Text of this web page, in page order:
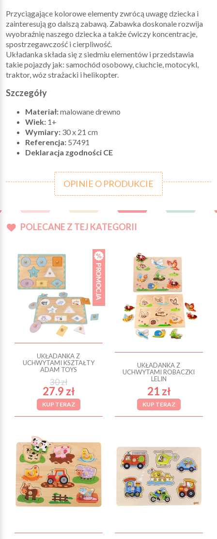
Przyciągające kolorowe elementy zwrócą uwagę dziecka i
zainteresują go dalszą zabawą. Zabawka doskonale rozwija
wyobraźnię naszego dziecka a także ćwiczy koncentracje,
spostrzegawczość i cierpliwość.
Układanka składa się z siedmiu elementów i przedstawia
takie pojazdy jak: samochód osobowy, ciuchcie, motocykl,
traktor, wóz strażacki i helikopter.
Szczegóły
Materiał:malowane drewno
Wiek: 1+
Wymiary: 30 x 21 cm
Referencja: 57491
Deklaracja zgodności CE
OPINIE O PRODUKCIE
POLECANE Z TEJ KATEGORII
UKŁADANKA Z
UCHWYTAMI KSZTAŁTY
ADAM TOYS
30 zł
27.9 zł
KUP TERAZ
UKŁADANKA Z
UCHWYTAMI ROBACZKI
LELIN
21 zł
KUP TERAZ